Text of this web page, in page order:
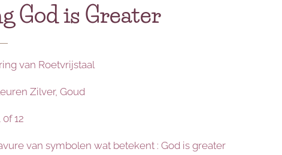
God is Greater
van Roetvrijstaal
Zilver, Goud
0f 12
van symbolen wat betekent : God is greater